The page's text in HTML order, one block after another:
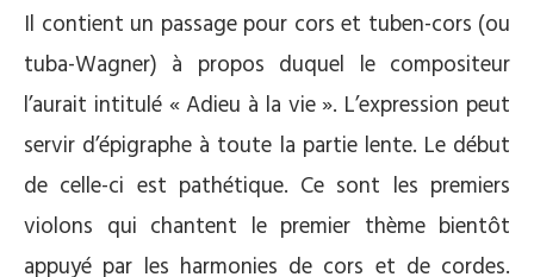
Il contient un passage pour cors et tuben-cors (ou
tuba-Wagner) à propos duquel le compositeur
l’aurait intitulé « Adieu à la vie ». L’expression peut
servir d’épigraphe à toute la partie lente. Le début
de celle-ci est pathétique. Ce sont les premiers
violons qui chantent le premier thème bientôt
appuyé par les harmonies de cors et de cordes.